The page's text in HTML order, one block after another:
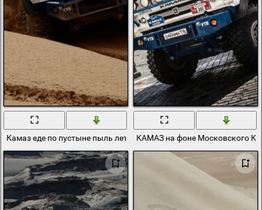
Камаз еде по пустыне пыль летит от скорости машины
КАМАЗ на фоне Московского